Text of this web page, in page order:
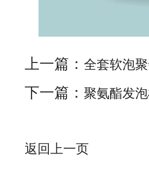
上一篇： 全套软泡
下一篇： 聚氨酯发
返回上一页